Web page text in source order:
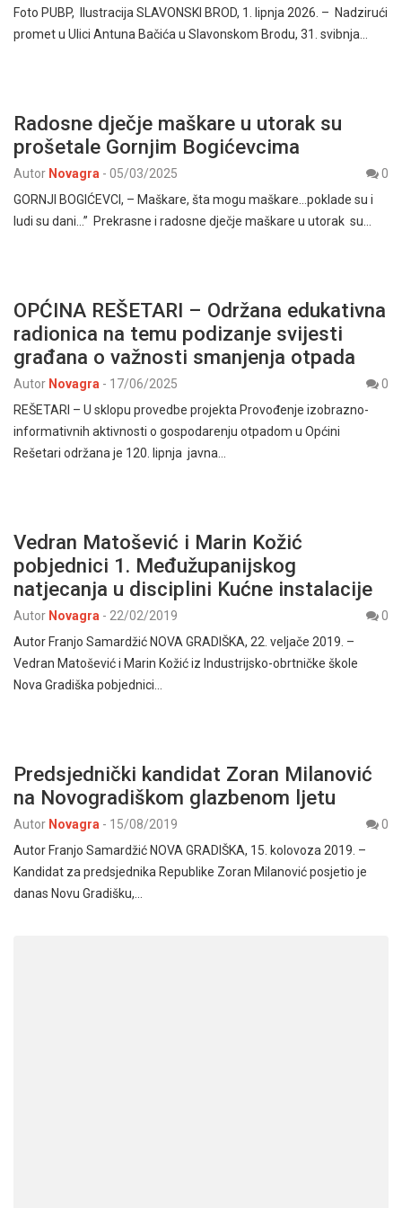
Foto PUBP, Ilustracija SLAVONSKI BROD, 1. lipnja 2026. – Nadzirući
promet u Ulici Antuna Bačića u Slavonskom Brodu, 31. svibnja…
Radosne dječje maškare u utorak su
prošetale Gornjim Bogićevcima
Autor Novagra - 05/03/2025
0
GORNJI BOGIĆEVCI, – Maškare, šta mogu maškare…poklade su i
ludi su dani…” Prekrasne i radosne dječje maškare u utorak su…
OPĆINA REŠETARI – Održana edukativna
radionica na temu podizanje svijesti
građana o važnosti smanjenja otpada
Autor Novagra - 17/06/2025
0
REŠETARI – U sklopu provedbe projekta Provođenje izobrazno-
informativnih aktivnosti o gospodarenju otpadom u Općini
Rešetari održana je 120. lipnja javna…
Vedran Matošević i Marin Kožić
pobjednici 1. Međužupanijskog
natjecanja u disciplini Kućne instalacije
Autor Novagra - 22/02/2019
0
Autor Franjo Samardžić NOVA GRADIŠKA, 22. veljače 2019. –
Vedran Matošević i Marin Kožić iz Industrijsko-obrtničke škole
Nova Gradiška pobjednici…
Predsjednički kandidat Zoran Milanović
na Novogradiškom glazbenom ljetu
Autor Novagra - 15/08/2019
0
Autor Franjo Samardžić NOVA GRADIŠKA, 15. kolovoza 2019. –
Kandidat za predsjednika Republike Zoran Milanović posjetio je
danas Novu Gradišku,…